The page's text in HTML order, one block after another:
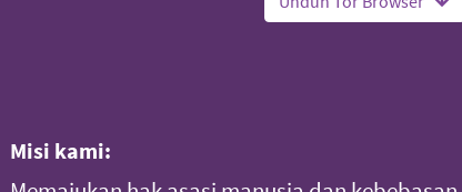
Misi kami: